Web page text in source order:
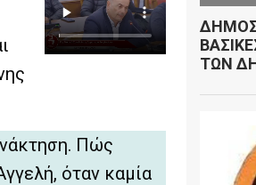
Πώς
όταν καμία